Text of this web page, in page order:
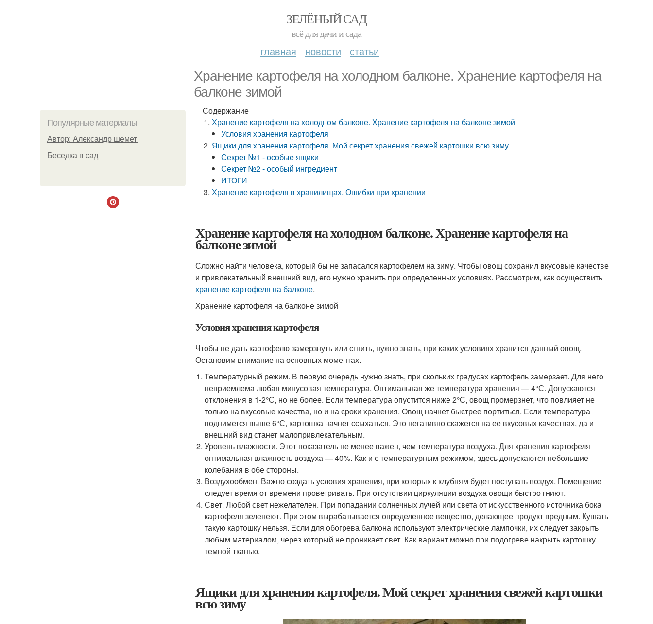
ЗЕЛЁНЫЙ САД
всё для дачи и сада
главная новости статьи
Хранение картофеля на холодном балконе. Хранение картофеля на
балконе зимой
Популярные материалы
Автор: Александр шемет.
Беседка в сад
Содержание
Хранение картофеля на холодном балконе. Хранение картофеля на балконе зимой
Условия хранения картофеля
Ящики для хранения картофеля. Мой секрет хранения свежей картошки всю зиму
Секрет №1 - особые ящики
Секрет №2 - особый ингредиент
ИТОГИ
Хранение картофеля в хранилищах. Ошибки при хранении
Хранение картофеля на холодном балконе. Хранение картофеля на
балконе зимой
Сложно найти человека, который бы не запасался картофелем на зиму. Чтобы овощ сохранил вкусовые качестве
и привлекательный внешний вид, его нужно хранить при определенных условиях. Рассмотрим, как осуществить
хранение картофеля на балконе.
Хранение картофеля на балконе зимой
Условия хранения картофеля
Чтобы не дать картофелю замерзнуть или сгнить, нужно знать, при каких условиях хранится данный овощ.
Остановим внимание на основных моментах.
Температурный режим. В первую очередь нужно знать, при скольких градусах картофель замерзает. Для него
неприемлема любая минусовая температура. Оптимальная же температура хранения — 4°С. Допускаются
отклонения в 1-2°С, но не более. Если температура опустится ниже 2°С, овощ промерзнет, что повлияет не
только на вкусовые качества, но и на сроки хранения. Овощ начнет быстрее портиться. Если температура
поднимется выше 6°С, картошка начнет ссыхаться. Это негативно скажется на ее вкусовых качествах, да и
внешний вид станет малопривлекательным.
Уровень влажности. Этот показатель не менее важен, чем температура воздуха. Для хранения картофеля
оптимальная влажность воздуха — 40%. Как и с температурным режимом, здесь допускаются небольшие
колебания в обе стороны.
Воздухообмен. Важно создать условия хранения, при которых к клубням будет поступать воздух. Помещение
следует время от времени проветривать. При отсутствии циркуляции воздуха овощи быстро гниют.
Свет. Любой свет нежелателен. При попадании солнечных лучей или света от искусственного источника бока
картофеля зеленеют. При этом вырабатывается определенное вещество, делающее продукт вредным. Кушать
такую картошку нельзя. Если для обогрева балкона используют электрические лампочки, их следует закрыть
любым материалом, через который не проникает свет. Как вариант можно при подогреве накрыть картошку
темной тканью.
Ящики для хранения картофеля. Мой секрет хранения свежей картошки
всю зиму